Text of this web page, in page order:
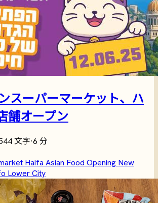
スーパーマーケット、ハ
舗オープン
文字·6 分
Haifa Asian Food Opening New
Lower City